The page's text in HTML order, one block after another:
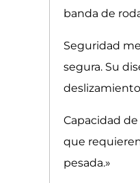
banda de
Seguridad
segura. Su
Capacidad
que
pesada.»